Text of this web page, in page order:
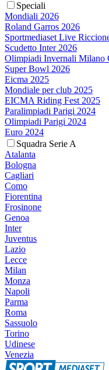
Speciali
Mondiali 2026
Roland Garros 2026
Sportmediaset Live
Scudetto Inter 2026
Olimpiadi Invernali Milano
Super Bowl 2026
Eicma 2025
Mondiale per club 2025
EICMA Riding Fest 2025
Paralimpiadi Parigi 2024
Olimpiadi Parigi 2024
Euro 2024
Squadra Serie A
Atalanta
Bologna
Cagliari
Como
Fiorentina
Frosinone
Genoa
Inter
Juventus
Lazio
Lecce
Milan
Monza
Napoli
Parma
Roma
Sassuolo
Torino
Udinese
Venezia